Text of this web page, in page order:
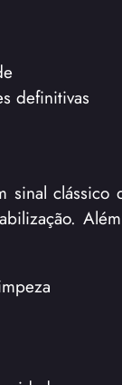
definitivas
clássico